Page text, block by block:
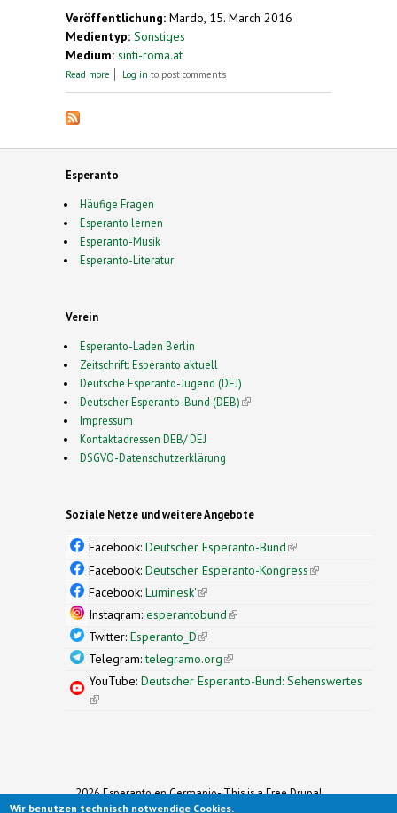
Veröffentlichung: Mardo, 15. March 2016
Medientyp: Sonstiges
Medium: sinti-roma.at
Read more about Lidja Zamenhof
Log in to post comments
Esperanto
Häufige Fragen
Esperanto lernen
Esperanto-Musik
Esperanto-Literatur
Verein
Esperanto-Laden Berlin
Zeitschrift: Esperanto aktuell
Deutsche Esperanto-Jugend (DEJ)
Deutscher Esperanto-Bund (DEB)(link is external)
Impressum
Kontaktadressen DEB/ DEJ
DSGVO-Datenschutzerklärung
Soziale Netze und weitere Angebote
Facebook: Deutscher Esperanto-Bund(link is
external)
Facebook: Deutscher Esperanto-Kongress(link is
Facebook: Luminesk'(link is external)
Instagram: esperantobund(link is external)
Twitter: Esperanto_D(link is external)
Telegram:telegramo.org(link is external)
YouTube: Deutscher Esperanto-Bund: Sehenswertes
(link is external)
2026 Esperanto en Germanio- This is a Free Drupal
Theme
Wir benutzen technisch notwendige Cookies.